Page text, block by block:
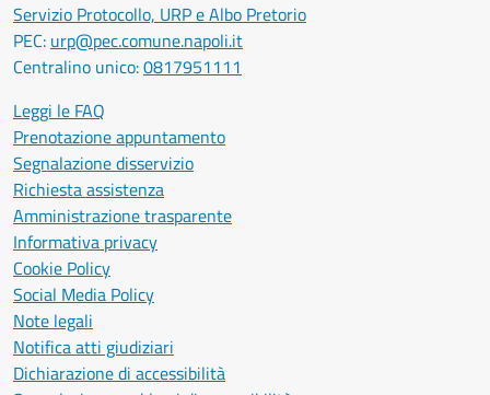
Servizio Protocollo, URP e Albo Pretorio
PEC: urp@pec.comune.napoli.it
Centralino unico:0817951111
Leggi le FAQ
Prenotazione appuntamento
Segnalazione disservizio
Richiesta assistenza
Amministrazione trasparente
Informativa privacy
Cookie Policy
Social Media Policy
Note legali
Notifica atti giudiziari
Dichiarazione di accessibilità